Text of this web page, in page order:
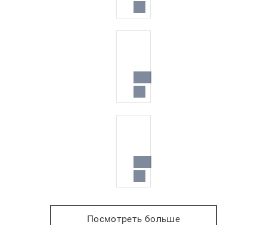
Посмотреть больше